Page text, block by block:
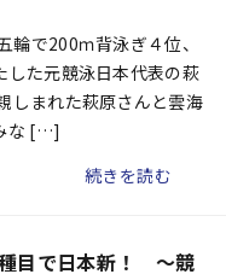
で200ｍ背泳ぎ４位、
した元競泳日本代表の萩
しまれた萩原さんと雲海
な […]
続きを読む
目で日本新！ ～競